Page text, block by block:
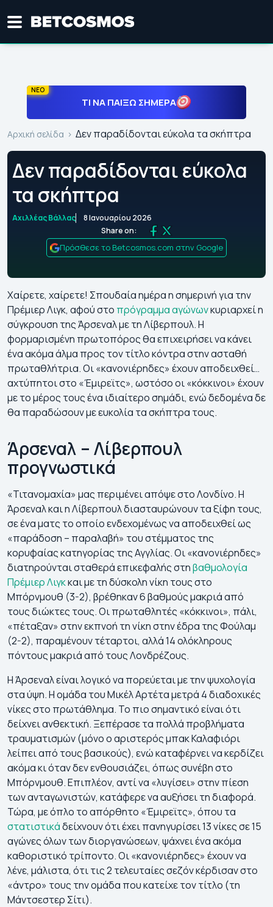
ΝΕΟ
ΤΙ ΝΑ ΠΑΊΞΩ ΣΉΜΕΡΑ
Αρχική σελίδα Δεν παραδίδονται εύκολα τα σκήπτρα
Δεν παραδίδονται εύκολα
τα σκήπτρα
Αχιλλέας Βάλλας
8 Ιανουαρίου 2026
Share on:
Πρόσθεσε το Betcosmos.com στην Google
Χαίρετε, χαίρετε! Σπουδαία ημέρα η σημερινή για την
Πρέμιερ Λιγκ, αφού στο πρόγραμμα αγώνωνκυριαρχεί η
σύγκρουση της Άρσεναλ με τη Λίβερπουλ. Η
φορμαρισμένη πρωτοπόρος θα επιχειρήσει να κάνει
ένα ακόμα άλμα προς τον τίτλο κόντρα στην ασταθή
πρωταθλήτρια. Οι «κανονιέρηδες» έχουν αποδειχθεί…
αχτύπητοι στο «Έμιρεϊτς», ωστόσο οι «κόκκινοι» έχουν
με το μέρος τους ένα ιδιαίτερο σημάδι, ενώ δεδομένα δε
θα παραδώσουν με ευκολία τα σκήπτρα τους.
Άρσεναλ – Λίβερπουλ
προγνωστικά
«Τιτανομαχία» μας περιμένει απόψε στο Λονδίνο. Η
Άρσεναλ και η Λίβερπουλ διασταυρώνουν τα ξίφη τους,
σε ένα ματς το οποίο ενδεχομένως να αποδειχθεί ως
«παράδοση – παραλαβή» του στέμματος της
κορυφαίας κατηγορίας της Αγγλίας. Οι «κανονιέρηδες»
διατηρούνται σταθερά επικεφαλής στηβαθμολογία
Πρέμιερ Λιγκκαι με τη δύσκολη νίκη τους στο
Μπόρνμουθ (3-2), βρέθηκαν 6 βαθμούς μακριά από
τους διώκτες τους. Οι πρωταθλητές «κόκκινοι», πάλι,
«πέταξαν» στην εκπνοή τη νίκη στην έδρα της Φούλαμ
(2-2), παραμένουν τέταρτοι, αλλά 14 ολόκληρους
πόντους μακριά από τους Λονδρέζους.
H Άρσεναλ είναι λογικό να πορεύεται με την ψυχολογία
στα ύψη. Η ομάδα του Μικέλ Αρτέτα μετρά 4 διαδοχικές
νίκες στο πρωτάθλημα. Το πιο σημαντικό είναι ότι
δείχνει ανθεκτική. Ξεπέρασε τα πολλά προβλήματα
τραυματισμών (μόνο ο αριστερός μπακ Καλαφιόρι
λείπει από τους βασικούς), ενώ καταφέρνει να κερδίζει
ακόμα κι όταν δεν ενθουσιάζει, όπως συνέβη στο
Μπόρνμουθ. Επιπλέον, αντί να «λυγίσει» στην πίεση
των ανταγωνιστών, κατάφερε να αυξήσει τη διαφορά.
Τώρα, με όπλο το απόρθητο «Έμιρεϊτς», όπου τα
στατιστικάδείχνουν ότι έχει πανηγυρίσει 13 νίκες σε 15
αγώνες όλων των διοργανώσεων, ψάχνει ένα ακόμα
καθοριστικό τρίποντο. Οι «κανονιέρηδες» έχουν να
λένε, μάλιστα, ότι τις 2 τελευταίες σεζόν κέρδισαν στο
«άντρο» τους την ομάδα που κατείχε τον τίτλο (τη
Μάντσεστερ Σίτι).